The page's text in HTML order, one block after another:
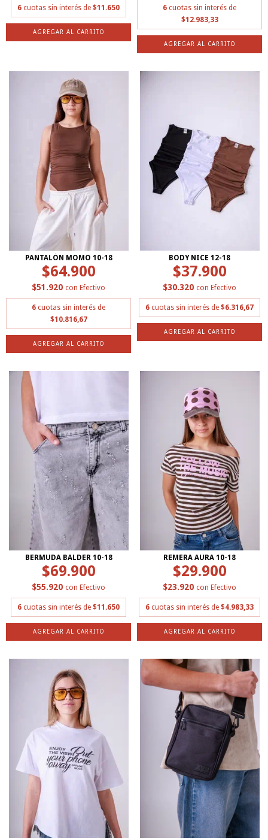
6 cuotas sin interés de $11.650
AGREGAR AL CARRITO
6 cuotas sin interés de
$12.983,33
AGREGAR AL CARRITO
PANTALÓN MOMO 10-18
$64.900
$51.920 con Efectivo
6 cuotas sin interés de
$10.816,67
AGREGAR AL CARRITO
BODY NICE 12-18
$37.900
$30.320 con Efectivo
6 cuotas sin interés de $6.316,67
AGREGAR AL CARRITO
BERMUDA BALDER 10-18
$69.900
$55.920 con Efectivo
6 cuotas sin interés de $11.650
AGREGAR AL CARRITO
REMERA AURA 10-18
$29.900
$23.920 con Efectivo
6 cuotas sin interés de $4.983,33
AGREGAR AL CARRITO